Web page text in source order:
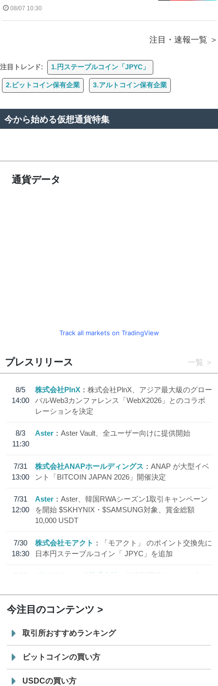
08/07 10:30
注目・速報一覧
注目トレンド: 1.円ステーブルコイン「JPYC」
2.ビットコイン保有企業 3.アルトコイン保有企業
今から始める仮想通貨特集
通貨データ
Track all markets on TradingView
プレスリリース 一覧
8/5
14:00
株式会社PlnX
株式会社PlnX、アジア最大級のグロー
バルWeb3カンファレンス「WebX2026」とのコラボ
レーションを決定
8/3
11:30
Aster Aster Vault、全ユーザー向けに提供開始
7/31
13:00
株式会社ANAPホールディングス
ANAP が大型イベ
ント「BITCOIN JAPAN 2026」開催決定
7/31
12:00
Aster
Aster、韓国RWAシーズン1取引キャンペーン
を開始 $SKHYNIX・$SAMSUNG対象、賞金総額
10,000 USDT
7/30
18:30
株式会社モアクト
「モアクト」 のポイント交換先に
日本円ステーブルコイン「 JPYC」を追加
7/29
SBI VCトレード株式会社
信託型円建てステーブル
今注目のコンテンツ
取引所おすすめランキング
ビットコインの買い方
USDCの買い方